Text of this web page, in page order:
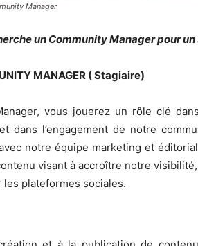
Manager
un Community Manager pour un
MANAGER ( Stagiaire)
vous jouerez un rôle clé
dans l’engagement de notre
notre équipe marketing et
visant à accroître notre
plateformes sociales.